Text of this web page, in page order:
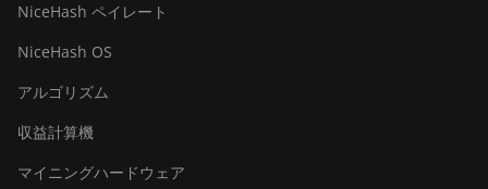
NiceHash ペイレート
NiceHash OS
アルゴリズム
収益計算機
マイニングハードウェア